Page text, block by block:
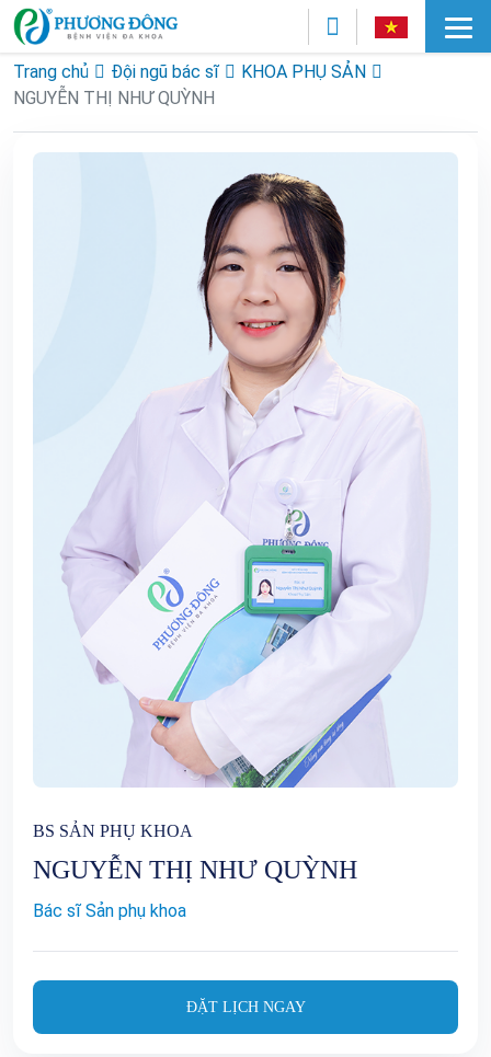
Trang chủ Đội ngũ bác sĩ
KHOA PHỤ SẢN
NGUYỄN THỊ NHƯ QUỲNH
BS SẢN PHỤ KHOA
NGUYỄN THỊ NHƯ QUỲNH
Bác sĩ Sản phụ khoa
ĐẶT LỊCH NGAY